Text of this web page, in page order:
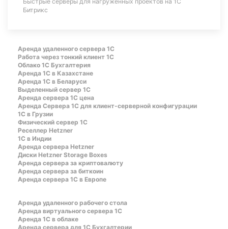
Битрикс
Аренда удаленного сервера 1С
Работа через тонкий клиент 1С
Облако 1С Бухгалтерия
Аренда 1С в Казахстане
Аренда 1С в Беларуси
Выделенный сервер 1С
Аренда сервера 1С цена
Aренда Сервера 1С для клиент-серверной конфигурации
1С в Грузии
Физический сервер 1С
Реселлер Hetzner
1С в Индии
Аренда сервера Hetzner
Диски Hetzner Storage Boxes
Аренда сервера за криптовалюту
Аренда сервера за биткоин
Аренда сервера 1С в Европе
Аренда удаленного рабочего стола
Аренда виртуального сервера 1С
Аренда 1С в облаке
Аренда сервера для 1С Бухгалтерии